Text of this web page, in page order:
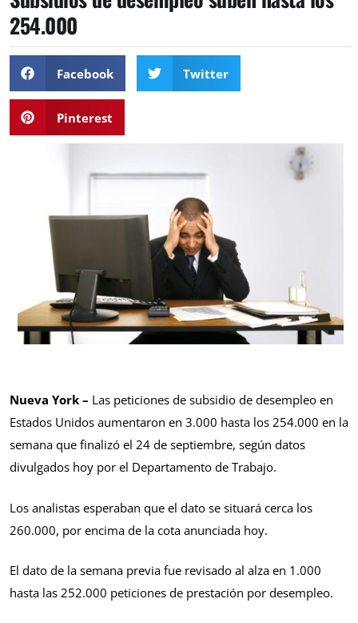
254.000
Facebook Twitter
Pinterest
Nueva York – Las peticiones de subsidio de desempleo en
Estados Unidos aumentaron en 3.000 hasta los 254.000 en la
semana que finalizó el 24 de septiembre, según datos
divulgados hoy por el Departamento de Trabajo.
Los analistas esperaban que el dato se situará cerca los
260.000, por encima de la cota anunciada hoy.
El dato de la semana previa fue revisado al alza en 1.000
hasta las 252.000 peticiones de prestación por desempleo.